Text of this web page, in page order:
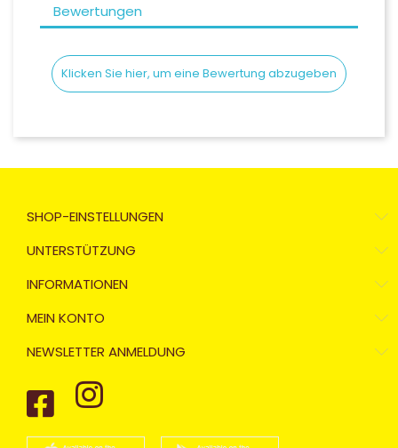
Bewertungen
Klicken Sie hier, um eine Bewertung abzugeben
SHOP-EINSTELLUNGEN
UNTERSTÜTZUNG
INFORMATIONEN
MEIN KONTO
NEWSLETTER ANMELDUNG